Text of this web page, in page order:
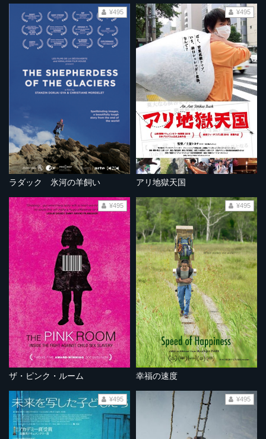
ラダック 氷河の羊飼い
¥495
アリ地獄天国
¥495
ザ・ピンク・ルーム
¥495
幸福の速度
¥495
¥495 ¥495